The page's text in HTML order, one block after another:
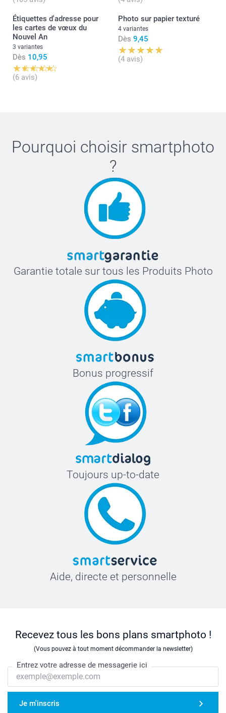
Étiquettes d'adresse pour
les cartes de vœux du
Nouvel An
3 variantes
Dès 10,95
(6 avis)
Photo sur papier texturé
4 variantes
Dès 9,45
(4 avis)
Pourquoi choisir smartphoto
?
Garantie totale sur tous les Produits Photo
Bonus progressif
Toujours up-to-date
Aide, directe et personnelle
Recevez tous les bons plans smartphoto !
(Vous pouvez à tout moment décommander la newsletter)
Entrez votre adresse de messagerie ici
Je m'inscris